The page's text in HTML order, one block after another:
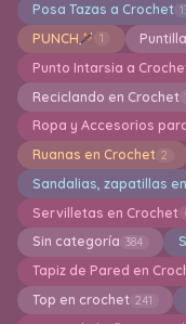
Posa Tazas a Crochet
PUNCH 1
Punto Intarsia a
Reciclando en Crochet
Ropa y Accesorios
Ruanas en Crochet 2
Sandalias, zapatillas
Servilletas en Crochet
Sin categoría 384
Tapiz de Pared en
Top en crochet 241